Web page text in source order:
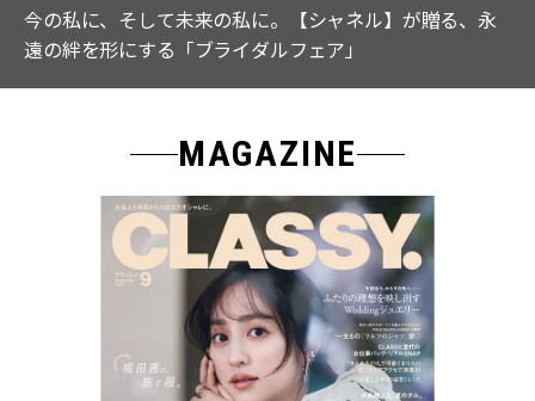
【ICB】人気インフルエンサーと共同制作! 週5で着たく
なる「名品ブラウス」２選
MAGAZINE